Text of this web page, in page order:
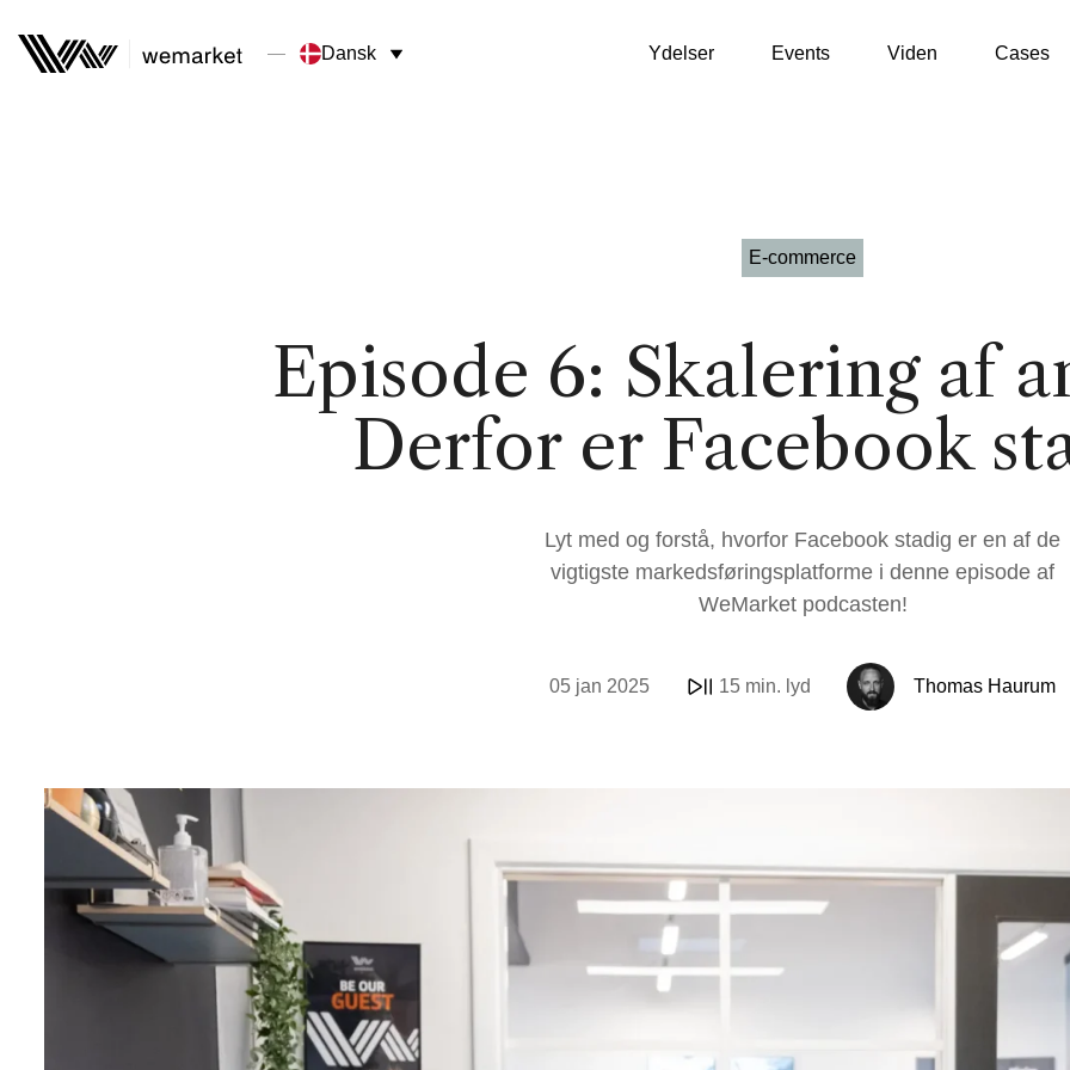
SEO / GEO
Google Ads
E-mail &
Klaviyo
Profitmetrics
OpenAI Product
Dansk Ydelser Events Viden Cases
E-commerce
Episode 6: Skalering af
Derfor er Facebook
Lyt med og forstå, hvorfor Facebook stadig er en af de
vigtigste markedsføringsplatforme i denne episode af
WeMarket podcasten!
05 jan 2025 15 min. lyd Thomas Haurum